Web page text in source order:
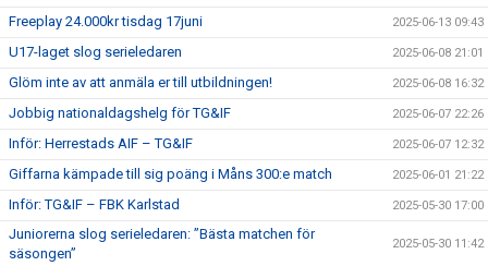
Freeplay 24.000kr tisdag 17juni 2025-06-13 09:43
U17-laget slog serieledaren 2025-06-08 21:01
Glöm inte av att anmäla er till utbildningen! 2025-06-08 16:32
Jobbig nationaldagshelg för TG&IF 2025-06-07 22:26
Inför: Herrestads AIF – TG&IF 2025-06-07 12:32
Giffarna kämpade till sig poäng i Måns 300:e match 2025-06-01 21:22
Inför: TG&IF – FBK Karlstad 2025-05-30 17:00
Juniorerna slog serieledaren: ”Bästa matchen för
säsongen”
2025-05-30 11:42